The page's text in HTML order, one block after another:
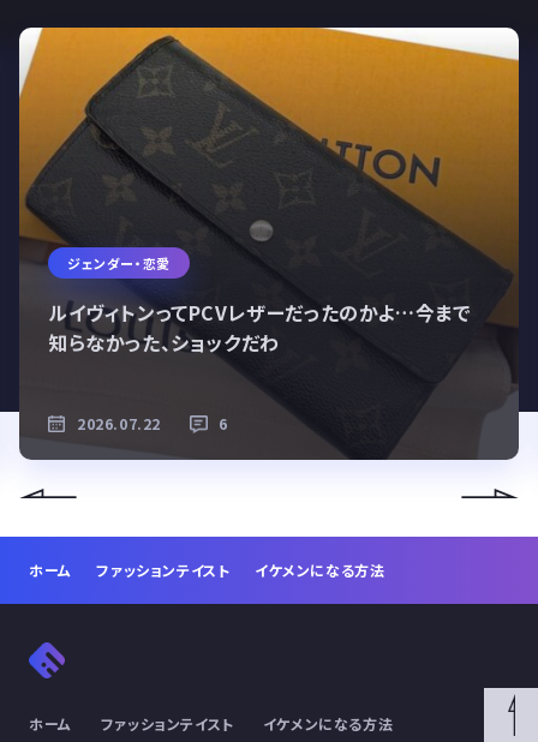
ジェンダー・恋愛
ルイヴィトンってPCVレザーだったのかよ…今まで
知らなかった、ショックだわ
2026.07.22 6
ホーム ファッションテイスト イケメンになる方法
ホーム ファッションテイスト イケメンになる方法